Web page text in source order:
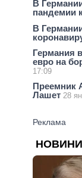
В
пандемии
В
Германия
евро на
17:09
Преемник
Лашет 28